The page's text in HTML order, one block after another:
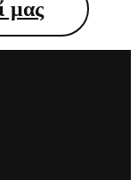
μας